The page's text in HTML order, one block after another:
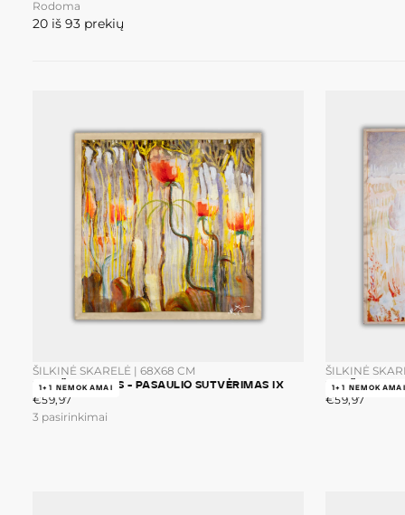
Rodoma
20 iš 93 prekių
ŠILKINĖ SKARELĖ | 68X68 CM
M.K. ČIURLIONIS - PASAULIO SUTVĖRIMAS IX
1+1 NEMOKAMAI
€59,97
ĮPRASTA
KAINA
€59,97
3 pasirinkimai
ŠILKINĖ
1+1 NEMOKAMAI
€59,97
ĮPRASTA
€59,97